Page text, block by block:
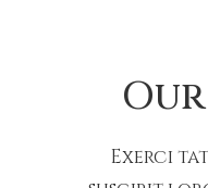
Exerci